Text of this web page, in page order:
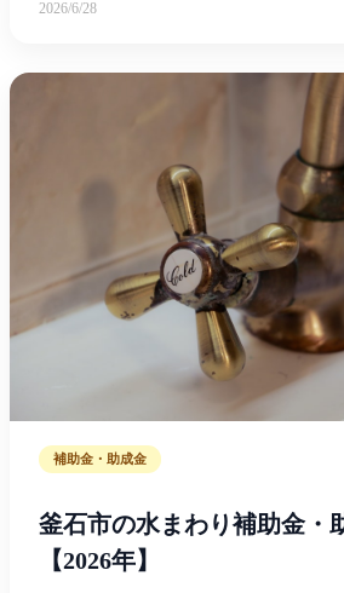
2026/6/28
補助金・助成金
釜石市の水まわり補助金・
【2026年】